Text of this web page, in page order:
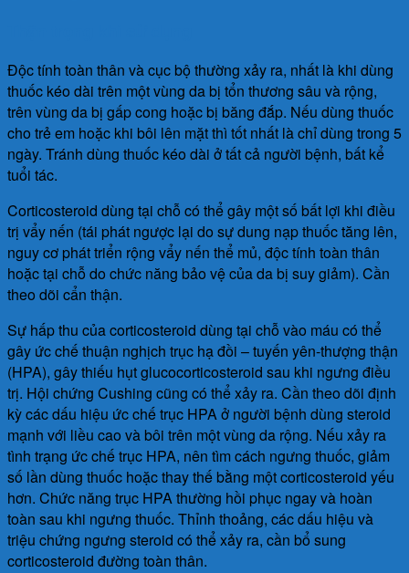
Độc tính toàn thân và cục bộ thường xảy ra, nhất là khi dùng
thuốc kéo dài trên một vùng da bị tổn thương sâu và rộng,
trên vùng da bị gấp cong hoặc bị băng đắp. Nếu dùng thuốc
cho trẻ em hoặc khi bôi lên mặt thì tốt nhất là chỉ dùng trong 5
ngày. Tránh dùng thuốc kéo dài ở tất cả người bệnh, bất kể
tuổi tác.
Corticosteroid dùng tại chỗ có thể gây một số bất lợi khi điều
trị vẩy nến (tái phát ngược lại do sự dung nạp thuốc tăng lên,
nguy cơ phát triển rộng vẩy nến thể mủ, độc tính toàn thân
hoặc tại chỗ do chức năng bảo vệ của da bị suy giảm). Cần
theo dõi cẩn thận.
Sự hấp thu của corticosteroid dùng tại chỗ vào máu có thể
gây ức chế thuận nghịch trục hạ đồi – tuyến yên-thượng thận
(HPA), gây thiếu hụt glucocorticosteroid sau khi ngưng điều
trị. Hội chứng Cushing cũng có thể xảy ra. Cần theo dõi định
kỳ các dấu hiệu ức chế trục HPA ở người bệnh dùng steroid
mạnh với liều cao và bôi trên một vùng da rộng. Nếu xảy ra
tình trạng ức chế trục HPA, nên tìm cách ngưng thuốc, giảm
số lần dùng thuốc hoặc thay thế bằng một corticosteroid yếu
hơn. Chức năng trục HPA thường hồi phục ngay và hoàn
toàn sau khi ngưng thuốc. Thỉnh thoảng, các dấu hiệu và
triệu chứng ngưng steroid có thể xảy ra, cần bổ sung
corticosteroid đường toàn thân.